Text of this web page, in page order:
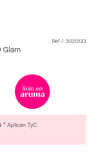
: 3020133
Glam
* Aplican TyC